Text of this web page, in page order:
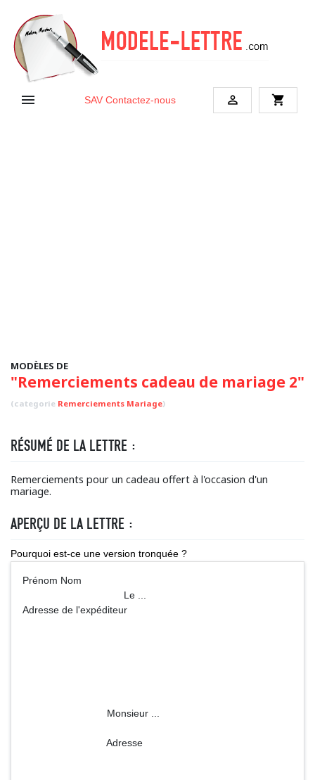
 SAV Contactez-nous  shopping_cart
MODÈLES DE
"Remerciements cadeau de mariage 2"
(categorie Remerciements Mariage)
RÉSUMÉ DE LA LETTRE :
Remerciements pour un cadeau offert à l'occasion d'un
mariage.
APERÇU DE LA LETTRE :
Pourquoi est-ce une version tronquée ?
Prénom Nom
Le ...
Adresse de l'expéditeur
Monsieur ...
Adresse